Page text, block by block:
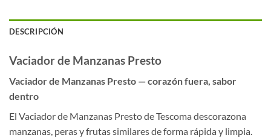
DESCRIPCIÓN
Vaciador de Manzanas Presto
Vaciador de Manzanas Presto — corazón fuera, sabor
dentro
El Vaciador de Manzanas Presto de Tescoma descorazona
manzanas, peras y frutas similares de forma rápida y limpia.